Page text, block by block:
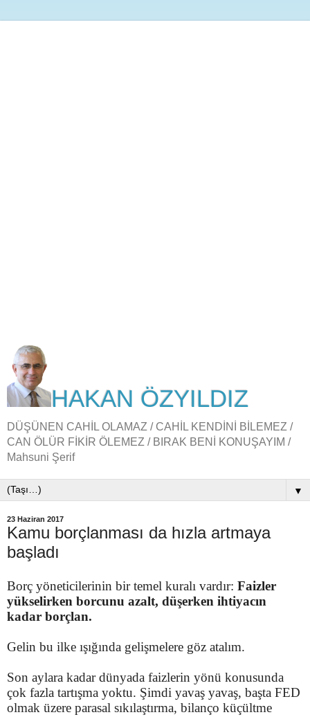
HAKAN ÖZYILDIZ
DÜŞÜNEN CAHİL OLAMAZ / CAHİL KENDİNİ BİLEMEZ /
CAN ÖLÜR FİKİR ÖLEMEZ / BIRAK BENİ KONUŞAYIM /
Mahsuni Şerif
▼
23 Haziran 2017
Kamu borçlanması da hızla artmaya
başladı
Borç yöneticilerinin bir temel kuralı vardır: Faizler
yükselirken borcunu azalt, düşerken ihtiyacın
kadar borçlan.
Gelin bu ilke ışığında gelişmelere göz atalım.
Son aylara kadar dünyada faizlerin yönü konusunda
çok fazla tartışma yoktu. Şimdi yavaş yavaş, başta FED
olmak üzere parasal sıkılaştırma, bilanço küçültme